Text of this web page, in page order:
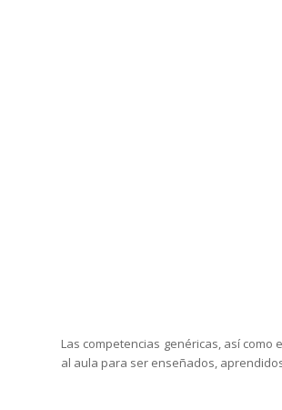
Las competencias genéricas, así
al aula para ser enseñados,